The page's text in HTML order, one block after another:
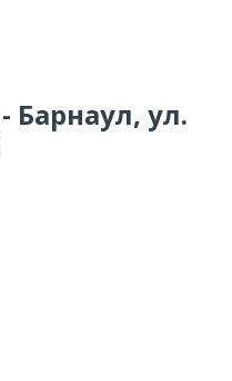
Барнаул, ул.